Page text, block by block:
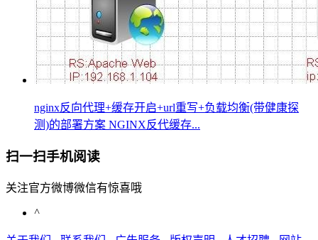
nginx反向代理+缓存开启+url重写+负载均衡(带健康探
测)的部署方案 NGINX反代缓存...
扫一扫手机阅读
关注官方微博微信有惊喜哦
^